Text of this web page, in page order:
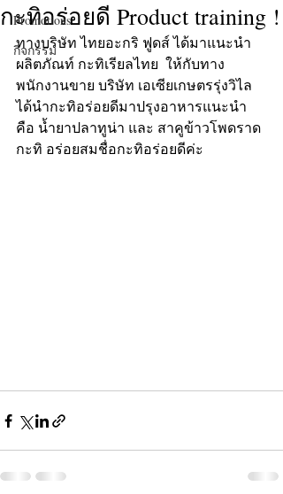
Promotions
กิจกรรม
กะทิอร่อยดี Product training !
ทางบริษัท ไทยอะกริ ฟูดส์ ได้มาแนะนำ
ผลิตภัณท์ กะทิเรียลไทย  ให้กับทาง
พนักงานขาย บริษัท เอเซียเกษตรรุ่งวิไล
ได้นำกะทิอร่อยดีมาปรุงอาหารแนะนำ
คือ น้ำยาปลาทูน่า และ สาคูข้าวโพดราด
กะทิ อร่อยสมชื่อกะทิอร่อยดีค่ะ